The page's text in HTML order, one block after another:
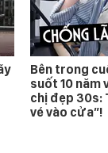
Bên trong
suốt 10 năm
chị đẹp 30s:
vé vào cửa”!